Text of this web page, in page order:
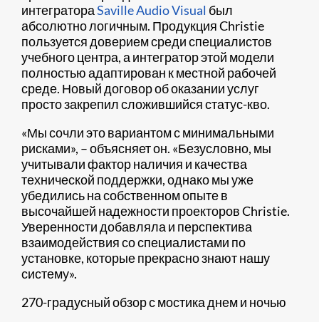
интегратораSaville Audio Visual был
абсолютно логичным. Продукция Christie
пользуется доверием среди специалистов
учебного центра, а интегратор этой модели
полностью адаптирован к местной рабочей
среде. Новый договор об оказании услуг
просто закрепил сложившийся статус-кво.
«Мы сочли это вариантом с минимальными
рисками», – объясняет он. «Безусловно, мы
учитывали фактор наличия и качества
технической поддержки, однако мы уже
убедились на собственном опыте в
высочайшей надежности проекторов Christie.
Уверенности добавляла и перспектива
взаимодействия со специалистами по
установке, которые прекрасно знают нашу
систему».
270-градусный обзор с мостика днем и ночью